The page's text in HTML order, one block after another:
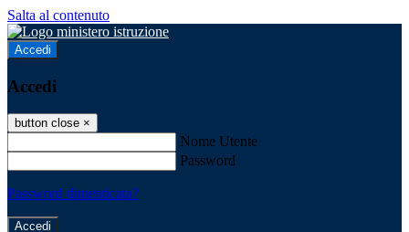
Salta al contenuto
Accedi
Accedi
button close ×
Nome Utente
Password
Password dimenticata?